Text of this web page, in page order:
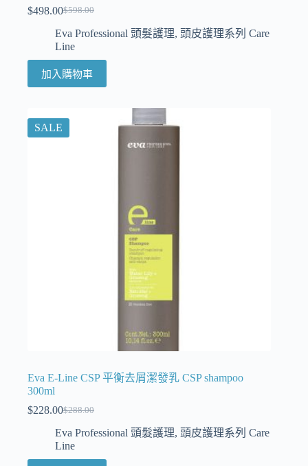
$598.00
$498.00
Eva Professional 頭髮護理, 頭皮護理系列 Care
Line
加入購物車
SALE
Eva E-Line CSP 平衡去屑潔發乳 CSP shampoo
300ml
$288.00
$228.00
Eva Professional 頭髮護理, 頭皮護理系列 Care
Line